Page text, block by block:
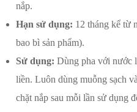
nắp.
Hạn sử dụng: 12 tháng kể từ
bao bì sản phẩm).
Sử dụng: Dùng pha với nước
liền. Luôn dùng muỗng sạch
chặt nắp sau mỗi lần sử dụng